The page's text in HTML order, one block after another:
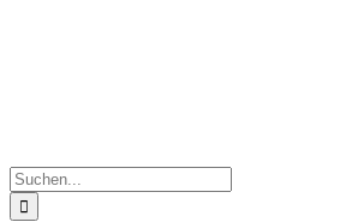
Suche
nach: